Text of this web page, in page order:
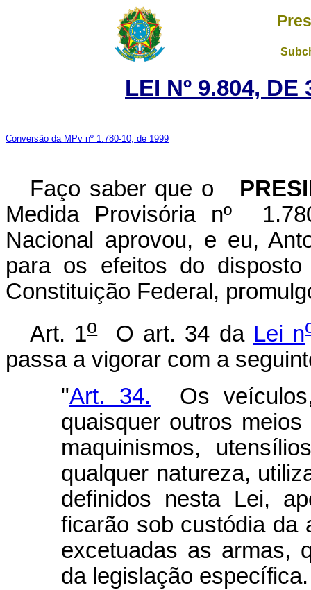
LEI Nº 9.804, DE
Conversão da MPv nº 1.780-10, de 1999
Faço saber que o
Medida Provisória nº
Nacional aprovou, e eu,
para os efeitos do
Constituição Federal,
Art. 1oO art. 34 da Lei n
passa a vigorar com a
"Art. 34. Os veículos,
quaisquer outros
maquinismos,
qualquer natureza,
definidos nesta Lei,
ficarão sob custódia da
excetuadas as armas,
da legislação específica.